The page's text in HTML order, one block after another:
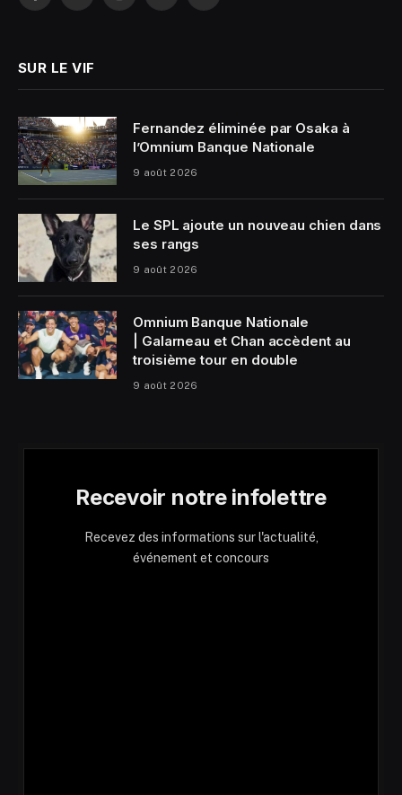
SUR LE VIF
Fernandez éliminée par Osaka à
l’Omnium Banque Nationale
9 août 2026
Le SPL ajoute un nouveau chien dans
ses rangs
9 août 2026
Omnium Banque Nationale
| Galarneau et Chan accèdent au
troisième tour en double
9 août 2026
Recevoir notre infolettre
Recevez des informations sur l'actualité,
événement et concours